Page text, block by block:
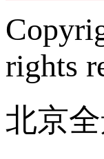
rights
北京